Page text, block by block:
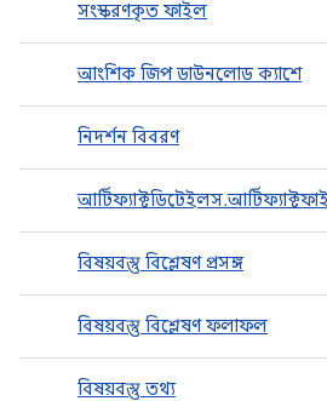
সংস্করণকৃত ফাইল
আংশিক জিপ ডাউনলোড ক্যাশে
নিদর্শন বিবরণ
বিষয়বস্তু বিশ্লেষণ প্রসঙ্গ
বিষয়বস্তু বিশ্লেষণ ফলাফল
বিষয়বস্তু তথ্য